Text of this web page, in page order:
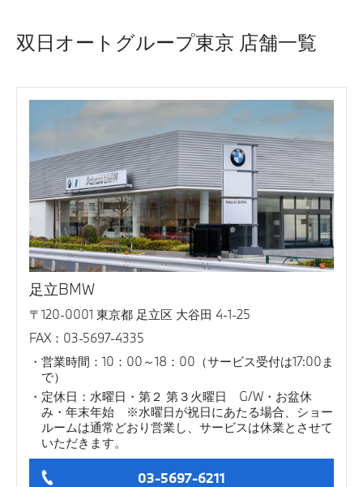
双日オートグループ東京 店舗一覧
足立BMW
〒120-0001 東京都 足立区 大谷田 4-1-25
FAX：03-5697-4335
営業時間：10：00～18：00（サービス受付は17:00ま
で）
定休日：水曜日・第２ 第３火曜日 G/W・お盆休
み・年末年始 ※水曜日が祝日にあたる場合、ショー
ルームは通常どおり営業し、サービスは休業とさせて
いただきます。
03-5697-6211